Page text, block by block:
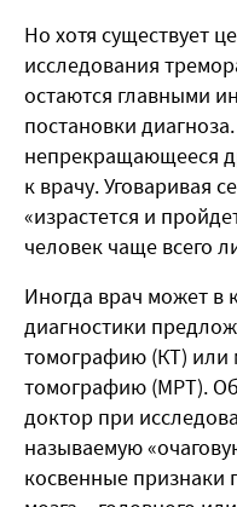
Но хотя существует
исследования
остаются главными
постановки
непрекращающееся
к врачу. Уговаривая
«израстется и
человек чаще всего
Иногда врач может в
диагностики
томографию (КТ) или
томографию (МРТ).
доктор при
называемую
косвенные признаки